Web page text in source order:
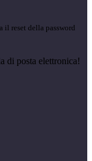
il reset della password
di posta elettronica!